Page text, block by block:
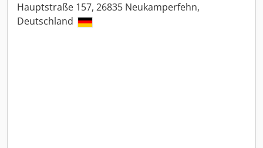
Hauptstraße 157, 26835 Neukamperfehn,
Deutschland